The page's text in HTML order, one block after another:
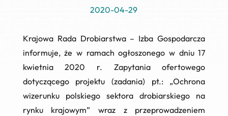
2020-04-29
Krajowa Rada Drobiarstwa – Izba Gospodarcza
informuje, że w ramach ogłoszonego w dniu 17
kwietnia 2020 r. Zapytania ofertowego
dotyczącego projektu (zadania) pt.: „Ochrona
wizerunku polskiego sektora drobiarskiego na
rynku krajowym” wraz z przeprowadzeniem